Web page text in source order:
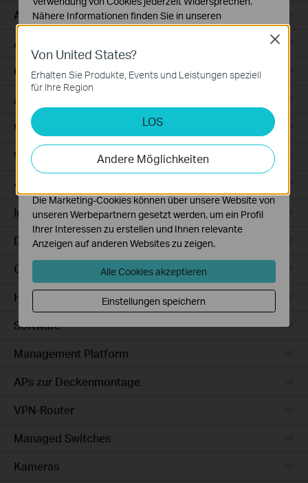
Access
Access Pro
GPON
Agile
Wired Gateways
WiFi Gateways
4G/5G WiFi Gateways
Integrated Gateways
DSL Gateways
Cloud-Based
Hardware
Software
Management Platform
APs zur Deckenmontage
VPN-Router
Managed Switches
Kameras
Von United States?
Erhalten Sie Produkte, Events und Leistungen speziell
für Ihre Region
LOS
Andere Möglichkeiten
Close
Nähere Informationen finden Sie in unseren
Datenschutzhinweisen.
Notwendige Cookies
Diese Cookies sind zur Funktion der Website
erforderlich und können in Ihren Systemen nicht
Analyse- und Marketing-Cookies
Analyse-Cookies ermöglichen es uns, Ihre Aktivitäten
auf unserer Website zu analysieren, um die
Funktionsweise unserer Website zu verbessern und
Die Marketing-Cookies können über unsere Website von
unseren Werbepartnern gesetzt werden, um ein Profil
Ihrer Interessen zu erstellen und Ihnen relevante
Anzeigen auf anderen Websites zu zeigen.
Alle Cookies akzeptieren
Einstellungen speichern